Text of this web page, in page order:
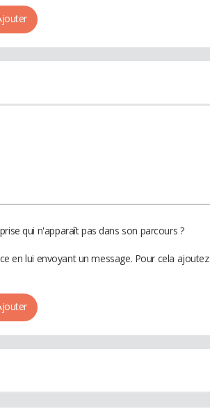
qui n'apparaît pas dans son parcours ?
en lui envoyant un message. Pour cela ajoutez